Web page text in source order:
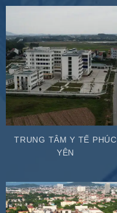
TRUNG TÂM Y TẾ PHÚC
YÊN